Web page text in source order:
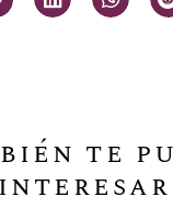
te
interesar